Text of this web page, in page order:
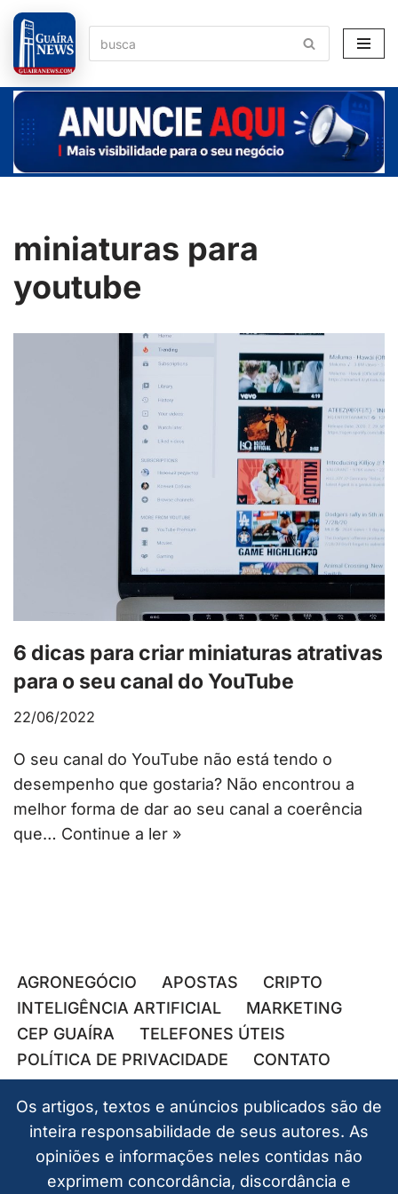
Pular
para
o
conteúdo
miniaturas para
youtube
6 dicas para criar miniaturas atrativas
para o seu canal do YouTube
22/06/2022
O seu canal do YouTube não está tendo o
desempenho que gostaria? Não encontrou a
melhor forma de dar ao seu canal a coerência
que… Continue a ler »
AGRONEGÓCIO APOSTAS
CRIPTO
INTELIGÊNCIA ARTIFICIAL
MARKETING
CEP GUAÍRA
TELEFONES ÚTEIS
POLÍTICA DE PRIVACIDADE
CONTATO
Os artigos, textos e anúncios publicados são de
inteira responsabilidade de seus autores. As
opiniões e informações neles contidas não
exprimem concordância, discordância e